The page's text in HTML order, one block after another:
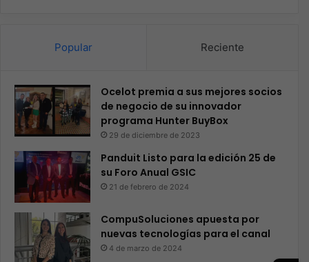
Popular Reciente
Ocelot premia a sus mejores socios
de negocio de su innovador
programa Hunter BuyBox
29 de diciembre de 2023
Panduit Listo para la edición 25 de
su Foro Anual GSIC
21 de febrero de 2024
CompuSoluciones apuesta por
nuevas tecnologías para el canal
4 de marzo de 2024